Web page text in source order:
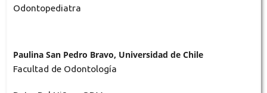
Odontopediatra
Paulina San Pedro Bravo, Universidad de Chile
Facultad de Odontología